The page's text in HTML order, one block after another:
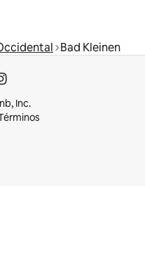
Bad Kleinen
Inc.